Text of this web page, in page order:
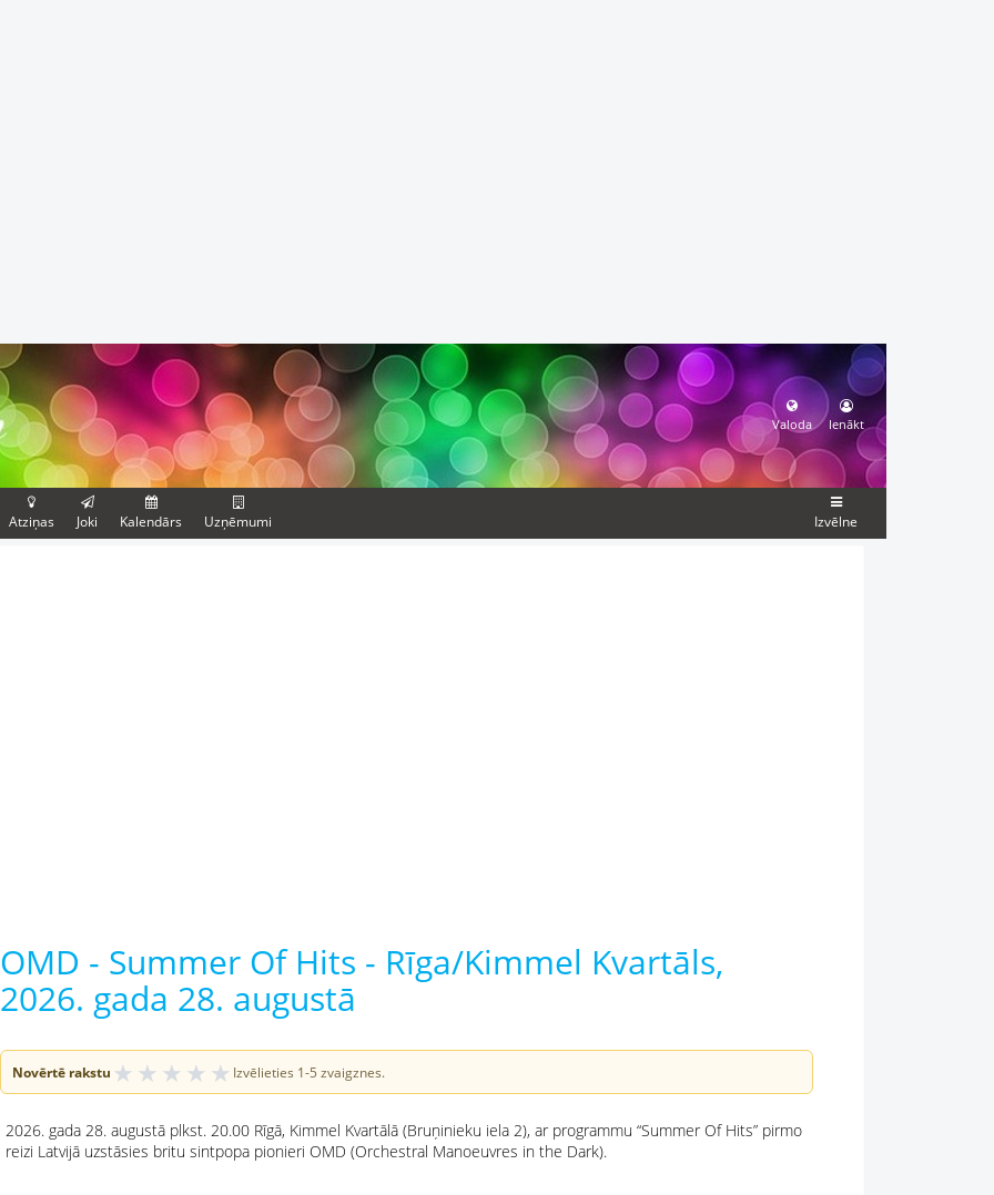
Valoda Ienākt
Atziņas Joki Kalendārs Uzņēmumi Izvēlne
OMD - Summer Of Hits - Rīga/Kimmel Kvartāls,
2026. gada 28. augustā
Novērtē rakstu ★ ★ ★ ★ ★ Izvēlieties 1-5 zvaigznes.
2026. gada 28. augustā plkst. 20.00 Rīgā, Kimmel Kvartālā (Bruņinieku iela 2), ar programmu “Summer Of Hits” pirmo
reizi Latvijā uzstāsies britu sintpopa pionieri OMD (Orchestral Manoeuvres in the Dark).